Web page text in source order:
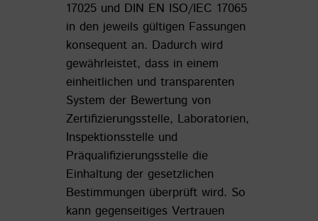
17025 und DIN EN ISO/IEC 17065
in den jeweils gültigen Fassungen
konsequent an. Dadurch wird
gewährleistet, dass in einem
einheitlichen und transparenten
System der Bewertung von
Zertifizierungsstelle, Laboratorien,
Inspektionsstelle und
Präqualifizierungsstelle die
Einhaltung der gesetzlichen
Bestimmungen überprüft wird. So
kann gegenseitiges Vertrauen